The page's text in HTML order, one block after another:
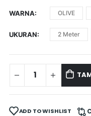
WARNA OLIVE
UKURAN 2 Meter
ADD TO WISHLIST